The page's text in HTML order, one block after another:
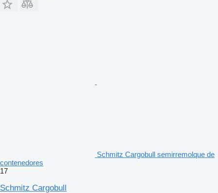
Schmitz Cargobull semirremolque de
contenedores
17
Schmitz Cargobull